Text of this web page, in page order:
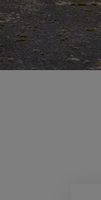
webbplats.